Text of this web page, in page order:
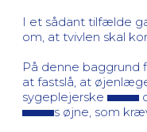
I et sådant tilfælde
om, at tvivlen skal
På denne
at fastslå, at
sygeplejerske
s øjne, som